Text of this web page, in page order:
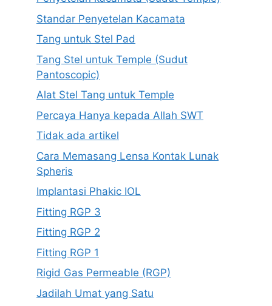
Standar Penyetelan Kacamata
Tang untuk Stel Pad
Tang Stel untuk Temple (Sudut
Pantoscopic)
Alat Stel Tang untuk Temple
Percaya Hanya kepada Allah SWT
Tidak ada artikel
Cara Memasang Lensa Kontak Lunak
Spheris
Implantasi Phakic IOL
Fitting RGP 3
Fitting RGP 2
Fitting RGP 1
Rigid Gas Permeable (RGP)
Jadilah Umat yang Satu